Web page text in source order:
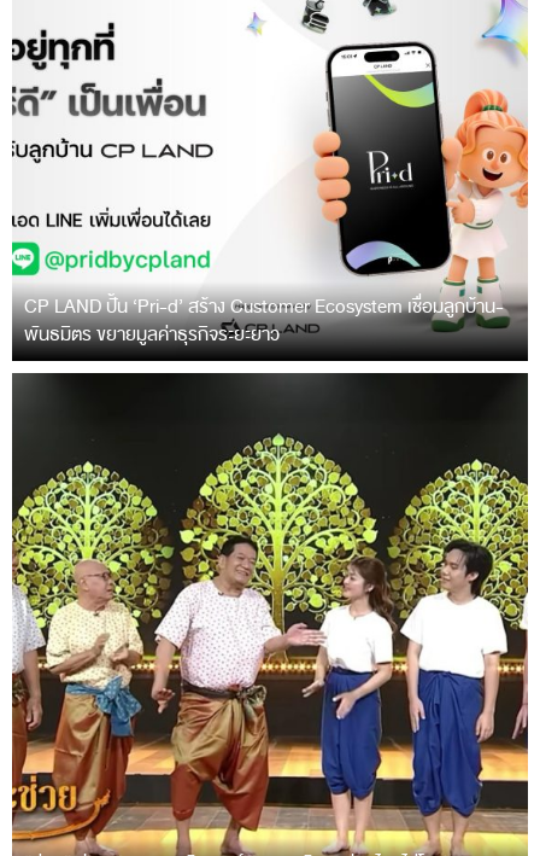
CP LAND ปั้น ‘Pri-d’ สร้าง Customer Ecosystem เชื่อมลูกบ้าน-
พันธมิตร ขยายมูลค่าธุรกิจระยะยาว